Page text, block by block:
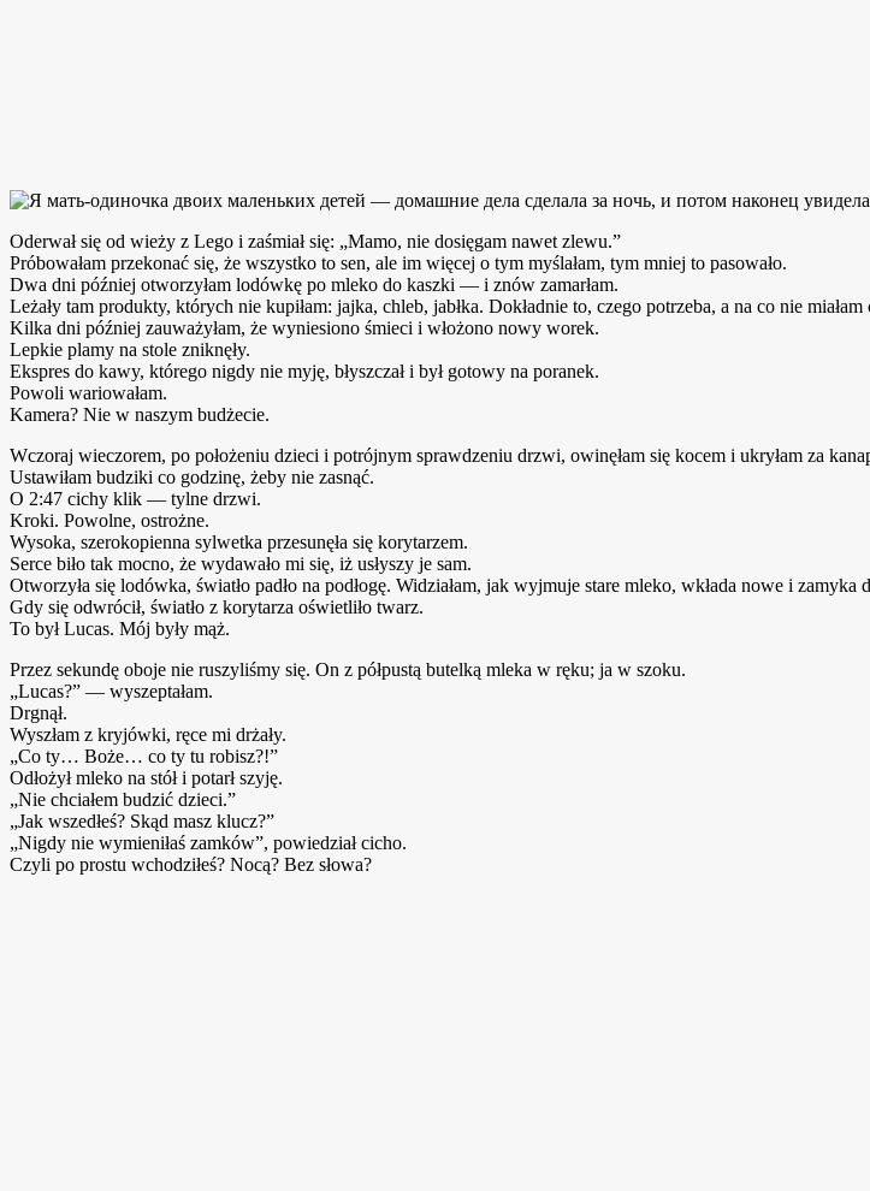
Oderwał się od wieży z Lego i zaśmiał się: „Mamo, nie dosięgam nawet zlewu.”
Próbowałam przekonać się, że wszystko to sen, ale im więcej o tym myślałam, tym mniej to pasowało.
Dwa dni później otworzyłam lodówkę po mleko do kaszki — i znów zamarłam.
Leżały tam produkty, których nie kupiłam: jajka, chleb, jabłka. Dokładnie to, czego potrzeba, a na co nie miałam
Kilka dni później zauważyłam, że wyniesiono śmieci i włożono nowy worek.
Lepkie plamy na stole zniknęły.
Ekspres do kawy, którego nigdy nie myję, błyszczał i był gotowy na poranek.
Powoli wariowałam.
Kamera? Nie w naszym budżecie.
Wczoraj wieczorem, po położeniu dzieci i potrójnym sprawdzeniu drzwi, owinęłam się kocem i ukryłam za
Ustawiłam budziki co godzinę, żeby nie zasnąć.
O 2:47 cichy klik — tylne drzwi.
Kroki. Powolne, ostrożne.
Wysoka, szerokopienna sylwetka przesunęła się korytarzem.
Serce biło tak mocno, że wydawało mi się, iż usłyszy je sam.
Otworzyła się lodówka, światło padło na podłogę. Widziałam, jak wyjmuje stare mleko, wkłada nowe i zamyka
Gdy się odwrócił, światło z korytarza oświetliło twarz.
To był Lucas. Mój były mąż.
Przez sekundę oboje nie ruszyliśmy się. On z półpustą butelką mleka w ręku; ja w szoku.
„Lucas?” — wyszeptałam.
Drgnął.
Wyszłam z kryjówki, ręce mi drżały.
„Co ty… Boże… co ty tu robisz?!”
Odłożył mleko na stół i potarł szyję.
„Nie chciałem budzić dzieci.”
„Jak wszedłeś? Skąd masz klucz?”
„Nigdy nie wymieniłaś zamków”, powiedział cicho.
Czyli po prostu wchodziłeś? Nocą? Bez słowa?